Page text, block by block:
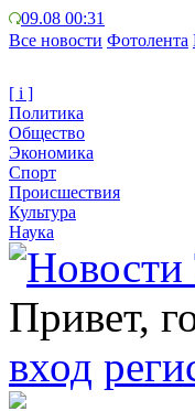
09.08 00:31
Все новости Фотолента
[ i ]
Политика
Общество
Экономика
Спорт
Происшествия
Культура
Наука
Привет,
вход